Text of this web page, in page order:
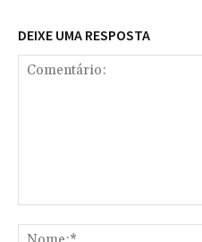
DEIXE UMA RESPOSTA